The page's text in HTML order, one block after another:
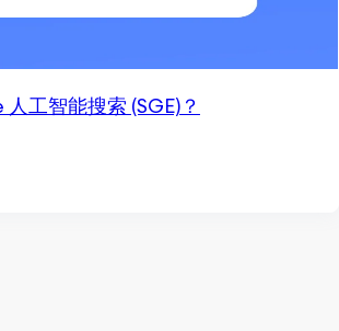
工智能搜索 (SGE)？